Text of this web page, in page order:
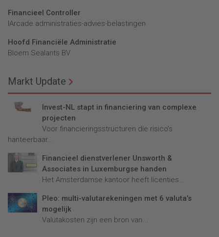
Financieel Controller
lArcade administraties-advies-belastingen
Hoofd Financiële Administratie
Bloem Sealants BV
Markt Update
Invest-NL stapt in financiering van complexe
projecten
Voor financieringsstructuren die risico’s
hanteerbaar...
Financieel dienstverlener Unsworth &
Associates in Luxemburgse handen
Het Amsterdamse kantoor heeft licenties...
Pleo: multi-valutarekeningen met 6 valuta’s
mogelijk
Valutakosten zijn een bron van...